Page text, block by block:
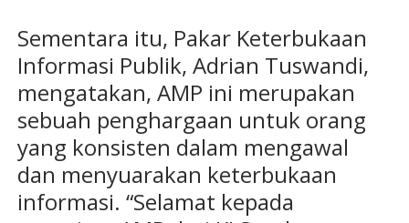
Sementara itu, Pakar Keterbukaan
Informasi Publik, Adrian Tuswandi,
mengatakan, AMP ini merupakan
sebuah penghargaan untuk orang
yang konsisten dalam mengawal
dan menyuarakan keterbukaan
informasi. “Selamat kepada